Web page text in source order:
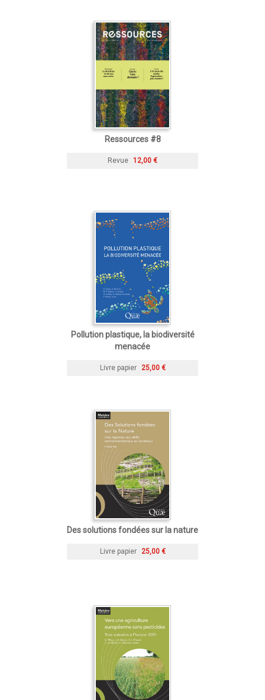
Ressources #8
Revue 12,00 €
Pollution plastique, la biodiversité
menacée
Livre papier 25,00 €
Des solutions fondées sur la nature
Livre papier 25,00 €